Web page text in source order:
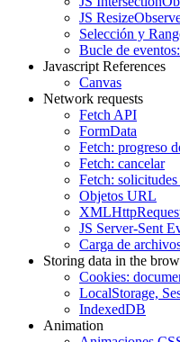
JS
Selección y
Bucle de
Javascript References
Canvas
Network requests
Fetch API
FormData
Fetch: progreso
Fetch: cancelar
Fetch:
Objetos URL
JS Server-Sent
Carga de
Storing data in the
Cookies:
LocalStorage,
IndexedDB
Animation